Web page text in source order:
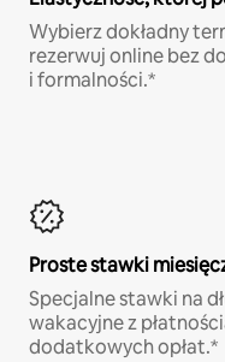
Wybierz dokładny
rezerwuj online bez
i formalności.*
Proste stawki
Specjalne stawki na
wakacyjne z
dodatkowych opłat.*